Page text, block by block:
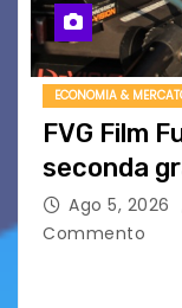
ECONOMIA &
FVG Film
seconda
Ago 5, 2026
Commento